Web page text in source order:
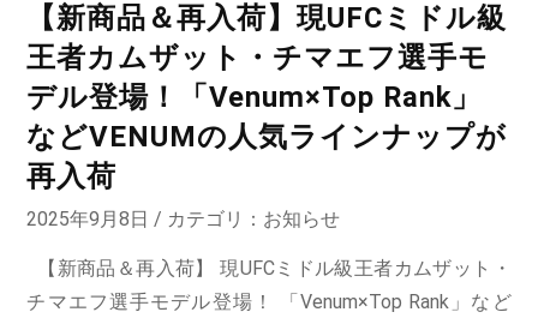
【新商品＆再入荷】現UFCミドル級
王者カムザット・チマエフ選手モ
デル登場！「Venum×Top Rank」
などVENUMの人気ラインナップが
再入荷
2025年9月8日 / カテゴリ： お知らせ
【新商品＆再入荷】 現UFCミドル級王者カムザット・
チマエフ選手モデル登場！ 「Venum×Top Rank」など